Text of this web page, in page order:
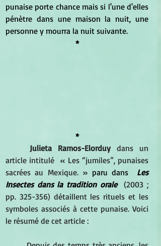
punaise porte chance mais si l'une d'elles
pénètre dans une maison la nuit, une
personne y mourra la nuit suivante.
*
*
Julieta Ramos-Elorduy dans un
article intitulé « Les “jumiles”, punaises
sacrées au Mexique. » paru dans
Les
Insectes dans la tradition orale
  (2003 ;
pp. 325-356) détaillent les rituels et les
symboles associés à cette punaise. Voici
le résumé de cet article :